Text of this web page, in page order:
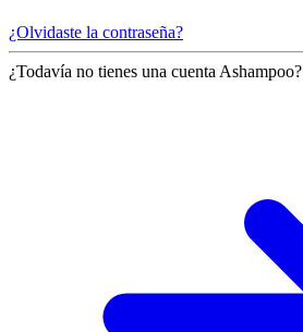
¿Olvidaste la contraseña?
¿Todavía no tienes una cuenta Ashampoo?